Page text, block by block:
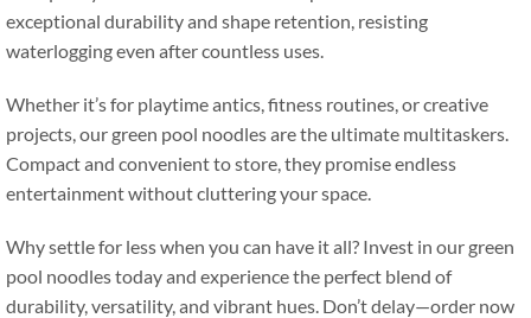
exceptional durability and shape retention, resisting
waterlogging even after countless uses.
Whether it’s for playtime antics,fitness routines,or creative
projects,our green pool noodles are the ultimate multitaskers.
Compact and convenient to store,they promise endless
entertainment without cluttering your space.
Why settle for less when you can have it all? Invest in our green
pool noodles today and experience the perfect blend of
durability,versatility,and vibrant hues. Don’t delay—order now